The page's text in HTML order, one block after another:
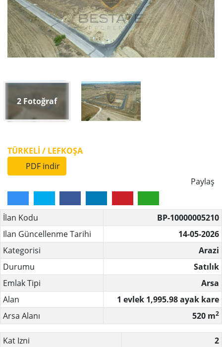
2 Fotoğraf
TÜRKELI / LEFKOŞA
PDF indir
Paylaş
İlan Kodu
BP-10000005210
Ilan Güncellenme Tarihi
14-05-2026
Kategorisi
Arazi
Durumu
Satılık
Emlak Tipi
Arsa
Alan
1 evlek 1,995.98 ayak kare
Arsa Alanı
520 m2
Kat Izni
2